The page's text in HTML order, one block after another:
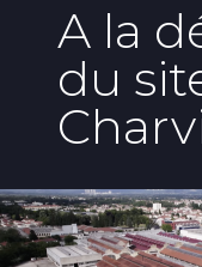
A la
du